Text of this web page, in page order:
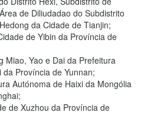
de Diliudadao do Subdistrito
da Cidade de Tianjin;
de Yibin da Província de
Miao, Yao e Dai da Prefeitura
Província de Yunnan;
Autónoma de Haixi da Mongólia
de Xuzhou da Província de